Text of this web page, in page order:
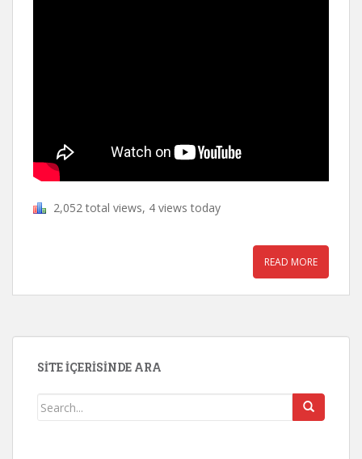
2,052 total views, 4 views today
READ MORE
SITE İÇERISINDE ARA